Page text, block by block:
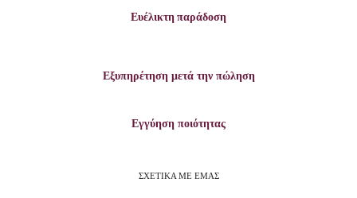
Ευέλικτη παράδοση
Εξυπηρέτηση μετά την πώληση
Εγγύηση ποιότητας
ΣΧΕΤΙΚΑ ΜΕ ΕΜΑΣ